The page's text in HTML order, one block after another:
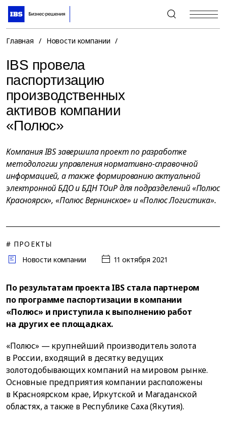
+7 (495) 967-80-80
Главная / Новости компании /
IBS провела
паспортизацию
производственных
активов компании
«Полюс»
Компания IBS завершила проект по разработке
методологии управления нормативно-справочной
информацией, а также формированию актуальной
электронной БДО и БДН ТОиР для подразделений «Полюс
Красноярск», «Полюс Вернинское» и «Полюс Логистика».
# ПРОЕКТЫ
Новости компании
11 октября 2021
По результатам проекта IBS стала партнером
по программе паспортизации в компании
«Полюс» и приступила к выполнению работ
на других ее площадках.
«Полюс» — крупнейший производитель золота
в России, входящий в десятку ведущих
золотодобывающих компаний на мировом рынке.
Основные предприятия компании расположены
в Красноярском крае, Иркутской и Магаданской
областях, а также в Республике Саха (Якутия).